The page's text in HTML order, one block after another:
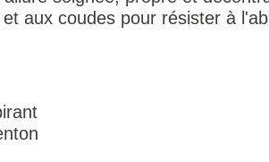
aux coudes pour résister à